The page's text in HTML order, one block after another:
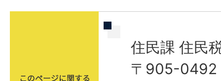
住民課 住民
〒905-0492